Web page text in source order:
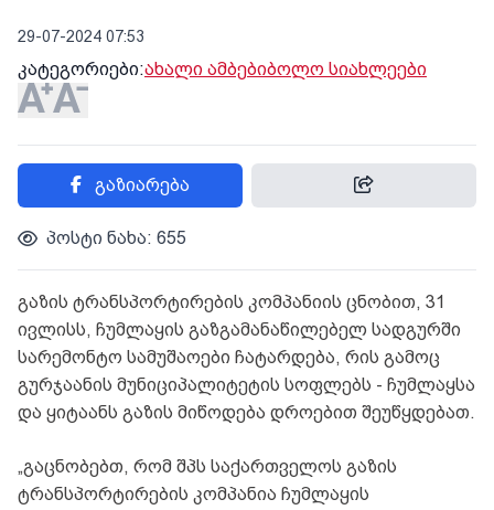
29-07-2024 07:53
კატეგორიები:ახალი ამბებიბოლო სიახლეები
გაზიარება
პოსტი ნახა: 655
გაზის ტრანსპორტირების კომპანიის ცნობით, 31
ივლისს, ჩუმლაყის გაზგამანაწილებელ სადგურში
სარემონტო სამუშაოები ჩატარდება, რის გამოც
გურჯაანის მუნიციპალიტეტის სოფლებს - ჩუმლაყსა
და ყიტაანს გაზის მიწოდება დროებით შეუწყდებათ.
„გაცნობებთ, რომ შპს საქართველოს გაზის
ტრანსპორტირების კომპანია ჩუმლაყის